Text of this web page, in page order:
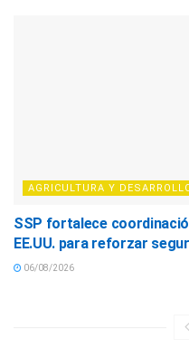
AGRICULTURA Y
SSP fortalece
EE.UU. para reforzar
06/08/2026